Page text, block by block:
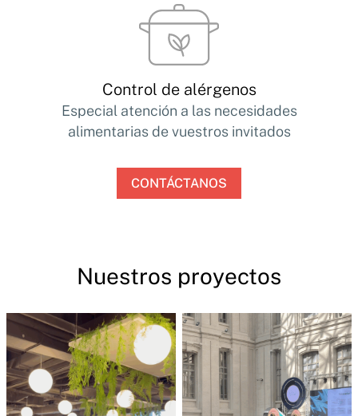
Control de alérgenos
Especial atención a las necesidades
alimentarias de vuestros invitados
CONTÁCTANOS
Nuestros proyectos